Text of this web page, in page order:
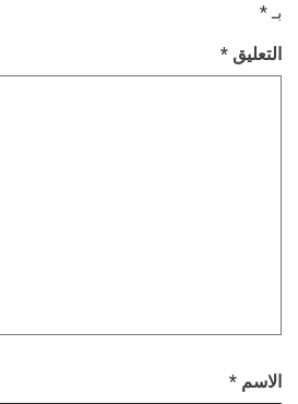
بـ *
التعليق *
الاسم *